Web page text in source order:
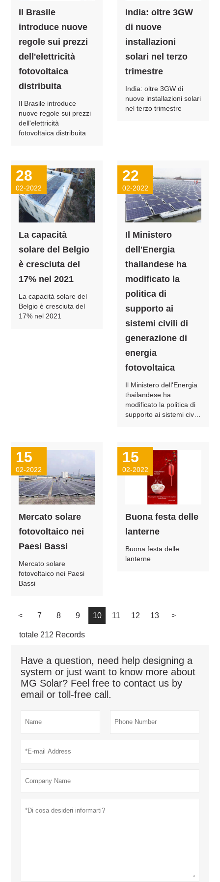
Il Brasile
introduce nuove
regole sui prezzi
dell'elettricità
fotovoltaica
distribuita
Il Brasile introduce
nuove regole sui prezzi
dell'elettricità
fotovoltaica distribuita
India: oltre 3GW
di nuove
installazioni
solari nel terzo
trimestre
India: oltre 3GW di
nuove installazioni solari
nel terzo trimestre
La capacità
solare del Belgio
è cresciuta del
17% nel 2021
La capacità solare del
Belgio è cresciuta del
17% nel 2021
28
02-2022
Il Ministero
dell'Energia
thailandese ha
modificato la
politica di
supporto ai
sistemi civili di
generazione di
energia
fotovoltaica
Il Ministero dell'Energia
thailandese ha
modificato la politica di
supporto ai sistemi civili
22
02-2022
Mercato solare
fotovoltaico nei
Paesi Bassi
Mercato solare
fotovoltaico nei Paesi
Bassi
15
02-2022
Buona festa delle
lanterne
Buona festa delle
lanterne
15
02-2022
< 7 8 9 10 11 12 13 >
totale 212 Records
Have a question, need help designing a
system or just want to know more about
MG Solar? Feel free to contact us by
email or toll-free call.